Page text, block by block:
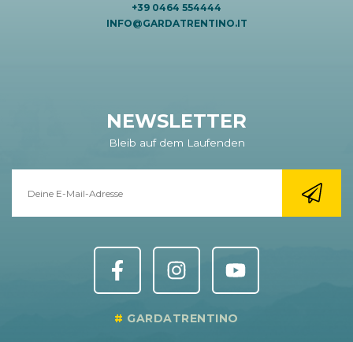
+39 0464 554444
INFO@GARDATRENTINO.IT
NEWSLETTER
Bleib auf dem Laufenden
GARDATRENTINO